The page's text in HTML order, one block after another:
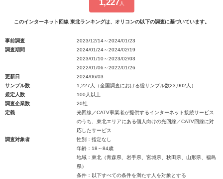
1,227 人
このインターネット回線 東北ランキングは、オリコンの以下の調査に基づいています。
事前調査
2023/12/14～2024/01/23
調査期間
2024/01/24～2024/02/19
2023/01/10～2023/02/03
2022/01/06～2022/01/26
更新日
2024/06/03
サンプル数
1,227人（全国調査における総サンプル数23,902人）
規定人数
100人以上
調査企業数
20社
定義
光回線／CATV事業者が提供するインターネット接続サービス
のうち、東北エリアにある個人向けの光回線／CATV回線に対
応したサービス
調査対象者
性別：指定なし
年齢：18～84歳
地域：東北（青森県、岩手県、宮城県、秋田県、山形県、福島
県）
条件：以下すべての条件を満たす人を対象とする